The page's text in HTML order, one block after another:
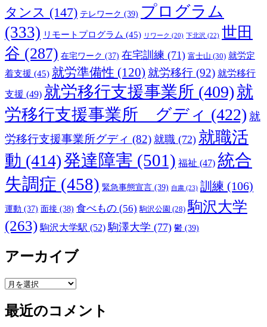
タンス (147) テレワーク (39) プログラム
(333) リモートプログラム (45) リワーク (20) 下北沢 (22) 世田
谷 (287) 在宅ワーク (37) 在宅訓練 (71) 富士山 (30) 就労定
着支援 (45) 就労準備性 (120) 就労移行 (92) 就労移行
支援 (49) 就労移行支援事業所 (409)就
労移行支援事業所 グディ (422) 就
労移行支援事業所グディ (82) 就職 (72) 就職活
動 (414)発達障害 (501) 福祉 (47) 統合
失調症 (458) 緊急事態宣言 (39) 自粛 (23) 訓練 (106)
運動 (37) 面接 (38) 食べもの (56) 駒沢公園 (28) 駒沢大学
(263) 駒沢大学駅 (52) 駒澤大学 (77) 鬱 (39)
アーカイブ
ア
カ
イ
最近のコメント